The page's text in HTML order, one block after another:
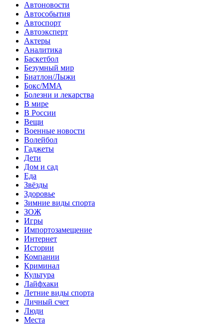
Автоновости
Автособытия
Автоспорт
Автоэксперт
Актеры
Аналитика
Баскетбол
Безумный мир
Биатлон/Лыжи
Бокс/MMA
Болезни и лекарства
В мире
В России
Вещи
Военные новости
Волейбол
Гаджеты
Дети
Дом и сад
Еда
Звёзды
Здоровье
Зимние виды спорта
ЗОЖ
Игры
Импортозамещение
Интернет
Истории
Компании
Криминал
Культура
Лайфхаки
Летние виды спорта
Личный счет
Люди
Места